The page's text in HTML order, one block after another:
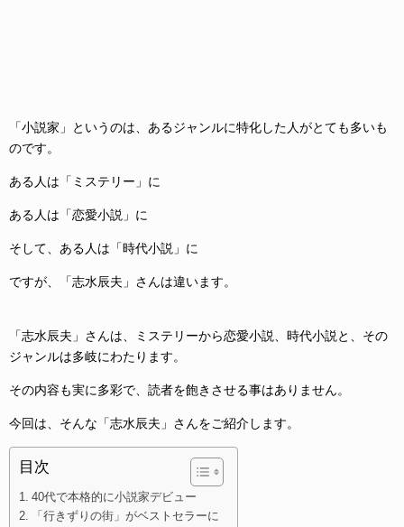
「小説家」というのは、あるジャンルに特化した人がとても多いも
のです。
ある人は「ミステリー」に
ある人は「恋愛小説」に
そして、ある人は「時代小説」に
ですが、「志水辰夫」さんは違います。
「志水辰夫」さんは、ミステリーから恋愛小説、時代小説と、その
ジャンルは多岐にわたります。
その内容も実に多彩で、読者を飽きさせる事はありません。
今回は、そんな「志水辰夫」さんをご紹介します。
目次
40代で本格的に小説家デビュー
「行きずりの街」がベストセラーに